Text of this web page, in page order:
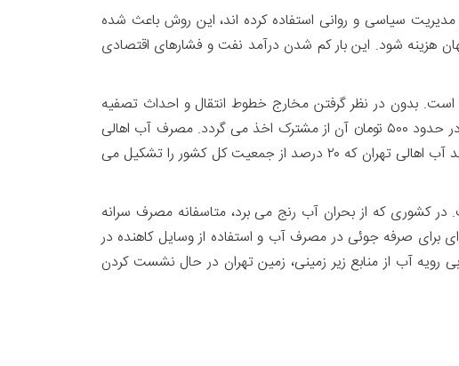
سیاسی و روانی استفاده کرده اند، این روش باعث شده
هزار میلیارد تومان نیز برای یارانه های پنهان هزینه شود. این بار کم شدن درآمد نفت و فشارهای اقتصادی
بدون در نظر گرفتن مخارج خطوط انتقال و احداث تصفیه
خانه ها، در حال حاضر برای تامین و تولید هر متر مکعب آب در تهران، حداقل۲۵۰۰ تومان هزینه می شود، که چیزی در حدود ۵۰۰ تومان آن از مشترک اخذ می گردد. مصرف آب اهالی
تهران حدود۲ میلیارد متر مکعب در سال است، با یک حساب ساده، دولت سالی چهار هزار میلیارد تومان بابت سوبسید آب اهالی تهران که ۲۰ درصد از جمعیت کل کشور را تشکیل می
در کشوری که از بحران آب رنج می برد، متاسفانه مصرف سرانه
انگیزه ای برای صرفه جوئی در مصرف آب و استفاده از وسایل کاهنده در
رویه آب از منابع زیر زمینی، زمین تهران در حال نشست کردن